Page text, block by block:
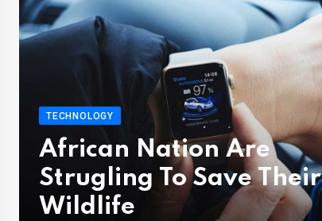
TECHNOLOGY
African Nation Are
Strugling To Save Their
Wildlife